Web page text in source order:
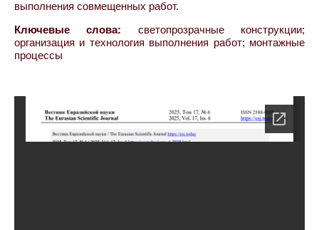
выполнения совмещенных работ.
Ключевые слова: светопрозрачные конструкции;
организация и технология выполнения работ; монтажные
процессы